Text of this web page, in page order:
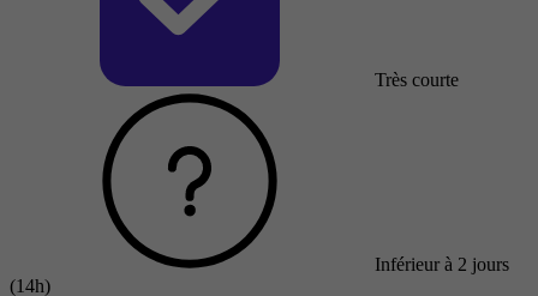
Très courte
Inférieur à 2 jours
(14h)